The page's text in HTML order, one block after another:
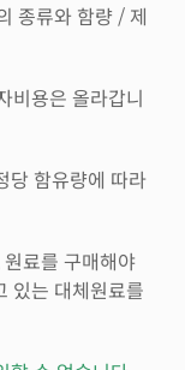
종류와 함량 / 제
비용은 올라갑니
당 함유량에 따라
료를 구매해야
있는 대체원료를